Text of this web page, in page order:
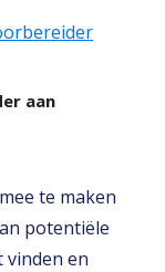
aan
te maken
potentiële
vinden en